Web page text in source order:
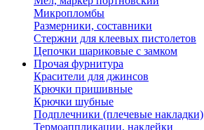
Микропломбы
Размерники, составники
Стержни для клеевых пистолетов
Цепочки шариковые с замком
Прочая фурнитура
Красители для джинсов
Крючки пришивные
Крючки шубные
Подплечники (плечевые накладки)
Термоаппликации, наклейки